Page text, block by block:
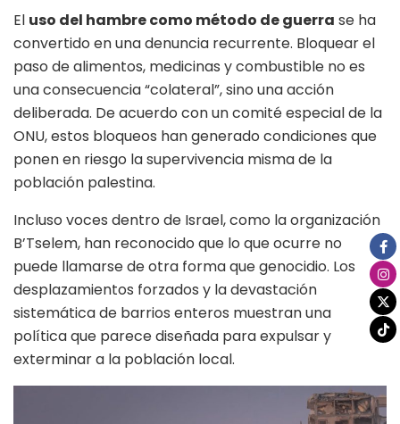
El uso del hambre como método de guerra se ha
convertido en una denuncia recurrente. Bloquear el
paso de alimentos, medicinas y combustible no es
una consecuencia “colateral”, sino una acción
deliberada. De acuerdo con un comité especial de la
ONU, estos bloqueos han generado condiciones que
ponen en riesgo la supervivencia misma de la
población palestina.
Incluso voces dentro de Israel, como la organización
B’Tselem, han reconocido que lo que ocurre no
puede llamarse de otra forma que genocidio. Los
desplazamientos forzados y la devastación
sistemática de barrios enteros muestran una
política que parece diseñada para expulsar y
exterminar a la población local.